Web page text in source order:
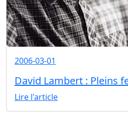
2006-03-01
David Lambert : Pleins
Lire l'article